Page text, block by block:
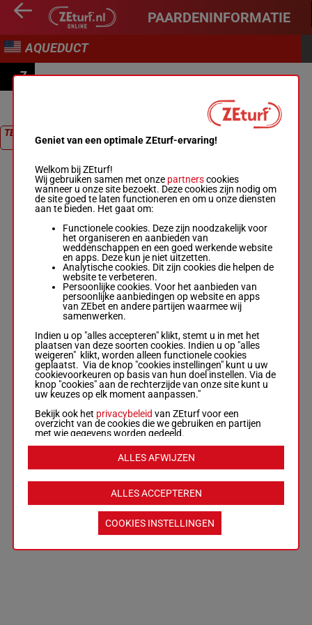
PAARDENINFORMATIE
AQUEDUCT
7
TERUG NAAR
RACEGeniet van een optimale ZEturf-ervaring!
Welkom bij ZEturf!
Wij gebruiken samen met onze partnerscookies
wanneer u onze site bezoekt. Deze cookies zijn nodig om
de site goed te laten functioneren en om u onze diensten
aan te bieden. Het gaat om:
Functionele cookies. Deze zijn noodzakelijk voor
het organiseren en aanbieden van
weddenschappen en een goed werkende website
en apps. Deze kun je niet uitzetten.
Analytische cookies. Dit zijn cookies die helpen de
website te verbeteren.
Persoonlijke cookies. Voor het aanbieden van
persoonlijke aanbiedingen op website en apps
van ZEbet en andere partijen waarmee wij
samenwerken.
Indien u op "alles accepteren" klikt, stemt u in met het
plaatsen van deze soorten cookies. Indien u op "alles
weigeren" klikt, worden alleen functionele cookies
geplaatst. Via de knop "cookies instellingen" kunt u uw
cookievoorkeuren op basis van hun doel instellen. Via de
knop "cookies" aan de rechterzijde van onze site kunt u
uw keuzes op elk moment aanpassen."
Bekijk ook het privacybeleid van ZEturf voor een
overzicht van de cookies die we gebruiken en partijen
met wie gegevens worden gedeeld.
ALLES ACCEPTEREN
ALLES AFWIJZEN
COOKIES INSTELLINGEN